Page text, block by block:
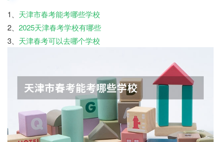
1、 天津市春考能考哪些学校
2、 2025天津春考学校有哪些
3、 天津春考可以去哪个学校